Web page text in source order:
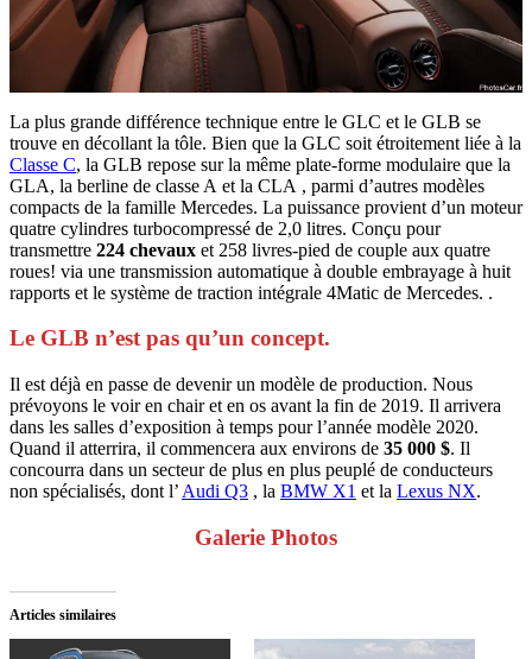
La plus grande différence technique entre le GLC et le GLB se
trouve en décollant la tôle. Bien que la GLC soit étroitement liée à la
Classe C, la GLB repose sur la même plate-forme modulaire que la
GLA, la berline de classe A et la CLA , parmi d’autres modèles
compacts de la famille Mercedes. La puissance provient d’un moteur
quatre cylindres turbocompressé de 2,0 litres. Conçu pour
transmettre 224 chevaux et 258 livres-pied de couple aux quatre
roues! via une transmission automatique à double embrayage à huit
rapports et le système de traction intégrale 4Matic de Mercedes. .
Le GLB n’est pas qu’un concept.
Il est déjà en passe de devenir un modèle de production. Nous
prévoyons le voir en chair et en os avant la fin de 2019. Il arrivera
dans les salles d’exposition à temps pour l’année modèle 2020.
Quand il atterrira, il commencera aux environs de 35 000 $. Il
concourra dans un secteur de plus en plus peuplé de conducteurs
non spécialisés, dont l’ Audi Q3 , la BMW X1 et la Lexus NX.
Galerie Photos
Articles similaires